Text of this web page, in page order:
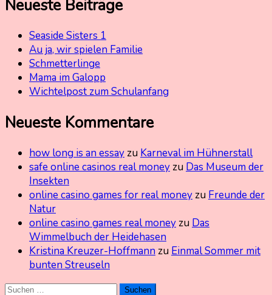
Neueste Beiträge
Seaside Sisters 1
Au ja, wir spielen Familie
Schmetterlinge
Mama im Galopp
Wichtelpost zum Schulanfang
Neueste Kommentare
how long is an essayzu Karneval im Hühnerstall
safe online casinos real moneyzu Das Museum der
Insekten
online casino games for real moneyzu Freunde der
Natur
online casino games real moneyzu Das
Wimmelbuch der Heidehasen
Kristina Kreuzer-Hoffmannzu Einmal Sommer mit
bunten Streuseln
Suchen